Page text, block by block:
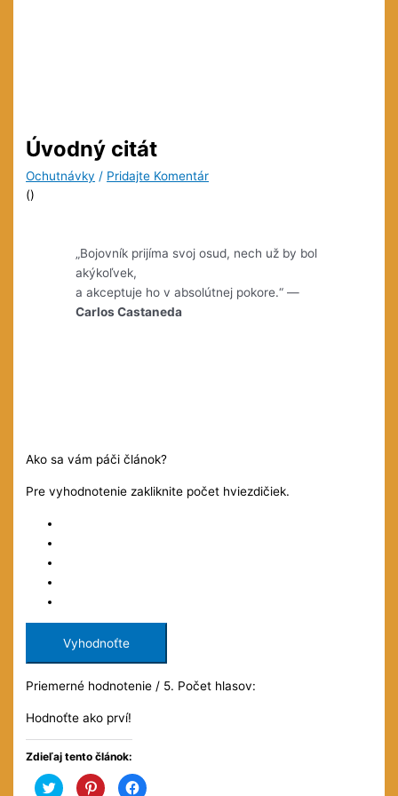
Úvodný citát
Ochutnávky / Pridajte Komentár
()
„Bojovník prijíma svoj osud, nech už by bol
akýkoľvek,
a akceptuje ho v absolútnej pokore.“ —
Carlos Castaneda
Ako sa vám páči článok?
Pre vyhodnotenie zakliknite počet hviezdičiek.
Vyhodnoťte
Priemerné hodnotenie / 5. Počet hlasov:
Hodnoťte ako prví!
Zdieľaj tento článok:
Kliknite Kliknite Kliknite